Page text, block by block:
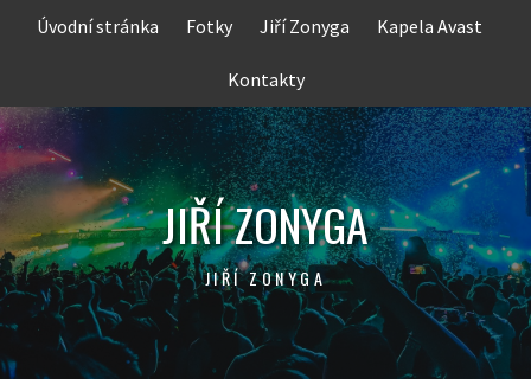
Úvodní stránka Fotky Jiří Zonyga Kapela Avast
Kontakty
JIŘÍ ZONYGA
JIŘÍ ZONYGA